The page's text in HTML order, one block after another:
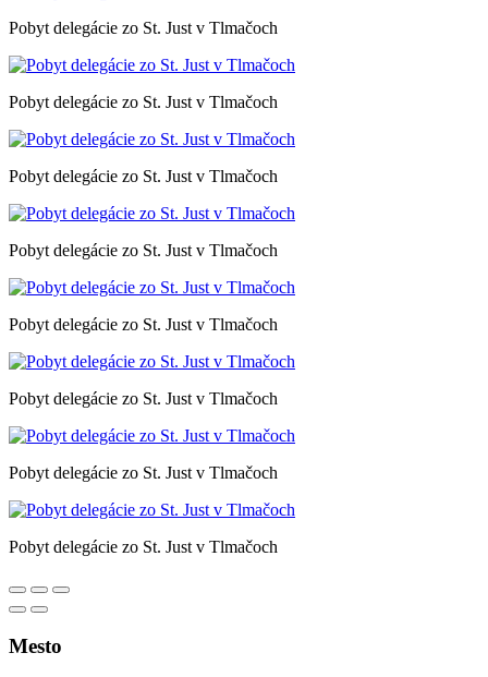
Pobyt delegácie zo St. Just v Tlmačoch
Pobyt delegácie zo St. Just v Tlmačoch
Pobyt delegácie zo St. Just v Tlmačoch
Pobyt delegácie zo St. Just v Tlmačoch
Pobyt delegácie zo St. Just v Tlmačoch
Pobyt delegácie zo St. Just v Tlmačoch
Pobyt delegácie zo St. Just v Tlmačoch
Pobyt delegácie zo St. Just v Tlmačoch
Mesto